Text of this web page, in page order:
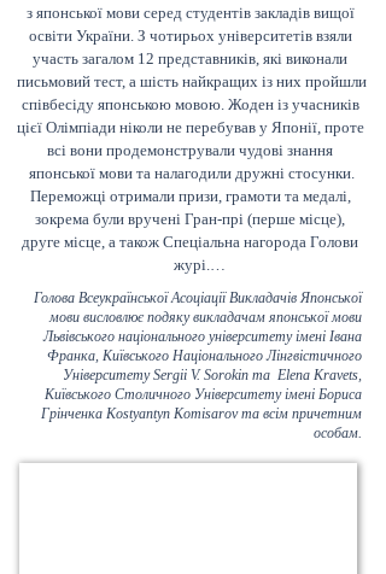
学作品の詩や短編小説に関するディスカッショ
ンに引き続き、第2回目となるこの協働授業では
各国々の「冬」をテーマにした民謡、童謡など
を対象に、さらに各民族の習慣や祭祀にまで広
く知識を広げました。
з японської мови серед студентів закладів вищої
освіти України. З чотирьох університетів взяли
участь загалом 12 представників, які виконали
письмовий тест, а шість найкращих із них пройшли
співбесіду японською мовою. Жоден із учасників
цієї Олімпіади ніколи не перебував у Японії, проте
всі вони продемонстрували чудові знання
японської мови та налагодили дружні стосунки.
Переможці отримали призи, грамоти та медалі,
зокрема були вручені Гран-прі (перше місце),
друге місце, а також Спеціальна нагорода Голови
журі.
Головою журі виступив Надзвичайний та
Повноважний Посол Японії в Україні пан Масаші
Накаґоме, а його заступником — Перший секретар
Посольства Японії в Україні пан Асамура. Ми
щиро вдячні їм за підтримку та співпрацю, яку
вони люб’язно надали, незважаючи на свою
зайнятість.
Голова Всеукраїнської Асоціації Викладачів Японської
мови висловлює подяку викладачам японської мови
Львівського національного університету імені Івана
Франка, Київського Національного Лінгвістичного
Університету Sergii V. Sorokin та Elena Kravets,
Київського Столичного Університету імені Бориса
Грінченка Kostyantyn Komisarov та всім причетним
особам.